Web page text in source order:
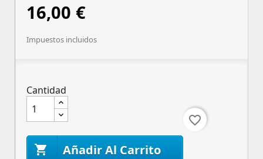
16,00 €
Impuestos incluidos
Cantidad
 Añadir Al Carrito
favorite_border